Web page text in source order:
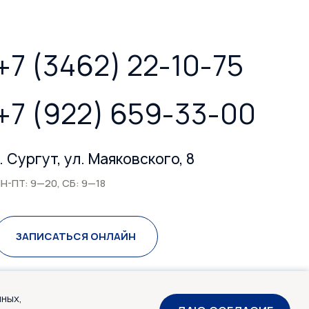
(3462) 22-10-75
(922) 659-33-00
Сургут, ул. Маяковского, 8
ПТ: 9—20, СБ: 9—18
ЗАПИСАТЬСЯ ОНЛАЙН